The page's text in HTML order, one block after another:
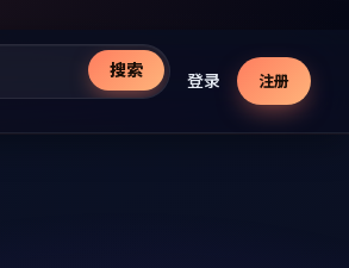
搜索 登录 注册